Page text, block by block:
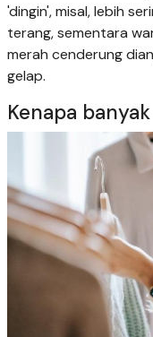
'dingin', misal, lebih
terang, sementara
merah cenderung
gelap.
Kenapa